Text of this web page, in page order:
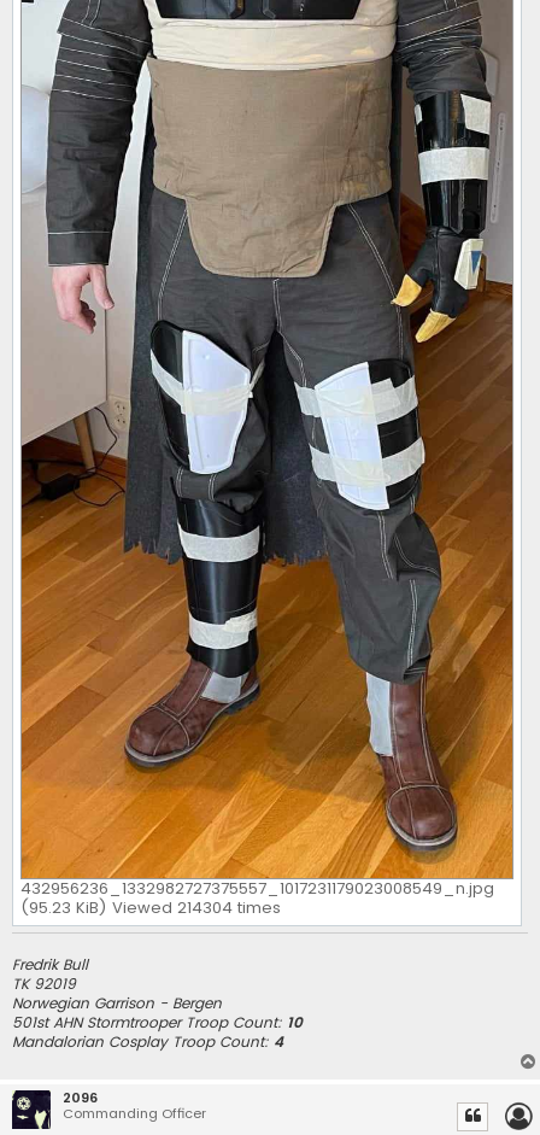
432956236_1332982727375557_1017231179023008549_n.jpg
(95.23 KiB) Viewed 214304 times
Fredrik Bull
TK 92019
Norwegian Garrison - Bergen
501st AHN Stormtrooper Troop Count: 10
Mandalorian Cosplay Troop Count: 4
2096
Commanding Officer